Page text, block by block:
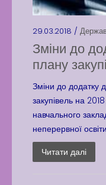
29.03.2018 /
Зміни до
плану
Зміни до додатку
закупівель на
навчального
неперервної
Читати далі